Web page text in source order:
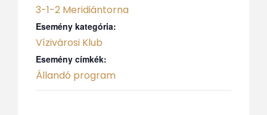
3-1-2 Meridiántorna
Esemény kategória:
Vízivárosi Klub
Esemény címkék:
Állandó program